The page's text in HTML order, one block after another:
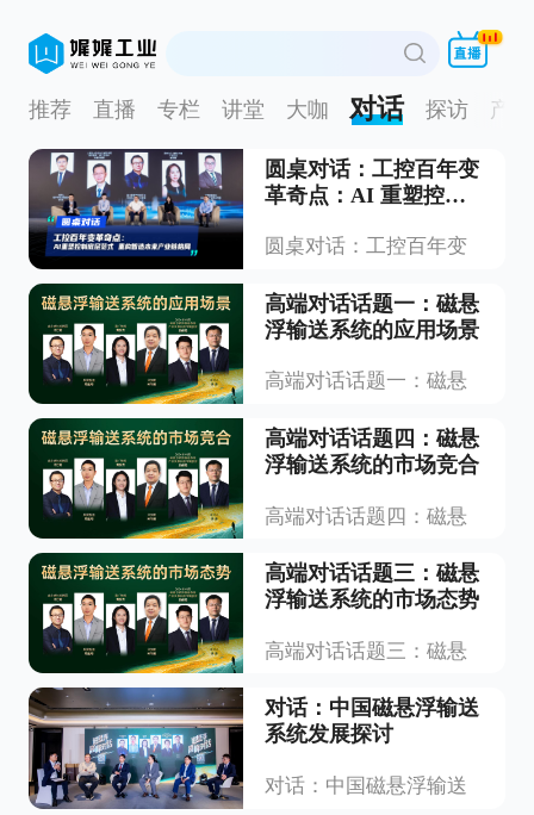
推荐 直播 专栏 讲堂 大咖 对话 探访 产品
圆桌对话：工控百年变
革奇点：AI 重塑控制
来产业链格局
圆桌对话：工控百年变
高端对话话题一：磁悬
浮输送系统的应用场景
高端对话话题一：磁悬
高端对话话题四：磁悬
浮输送系统的市场竞合
高端对话话题四：磁悬
高端对话话题三：磁悬
浮输送系统的市场态势
高端对话话题三：磁悬
对话：中国磁悬浮输送
系统发展探讨
对话：中国磁悬浮输送